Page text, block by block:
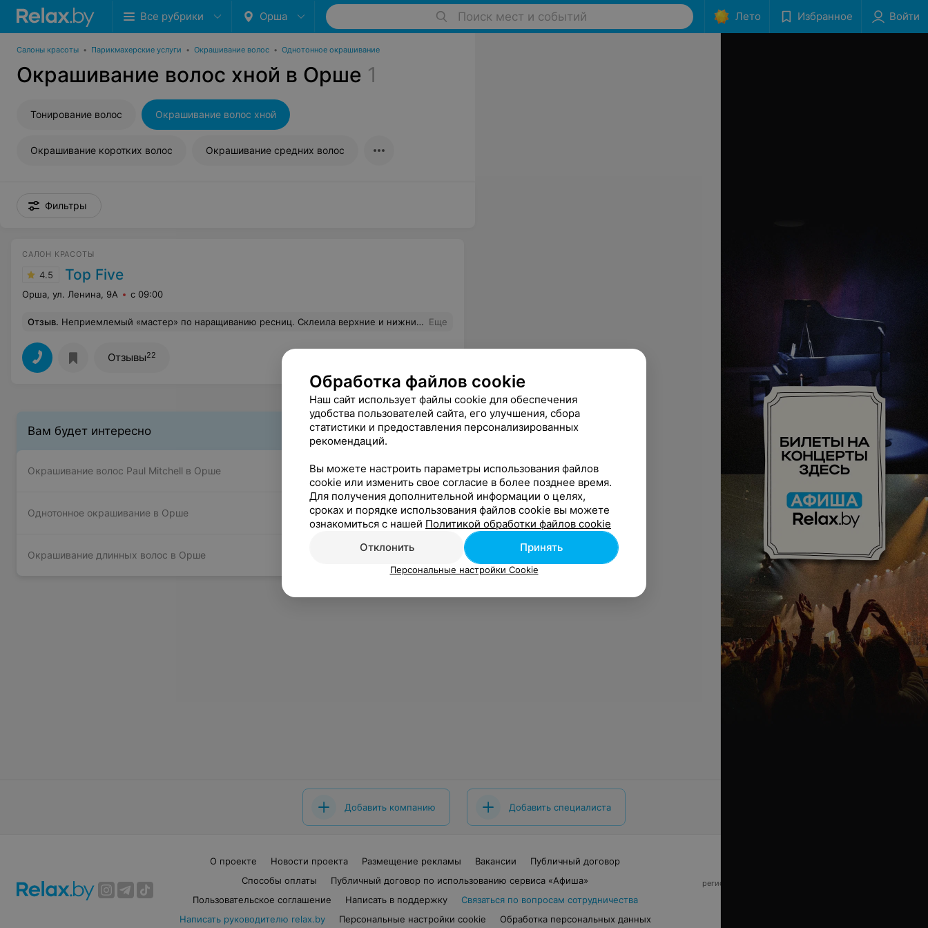
Все рубрики Орша Поиск мест и событий Лето Избранное Войти
Салоны красоты • Парикмахерские услуги • Окрашивание волос • Однотонное окрашивание
Окрашивание волос хной в Орше 1
Тонирование волос Окрашивание волос хной
Окрашивание коротких волос Окрашивание средних волос
Фильтры
САЛОН КРАСОТЫ
4.5 Top Five
Орша, ул. Ленина, 9А с 09:00
Отзыв. Неприемлемый «мастер» по наращиванию ресниц. Склеила верхние и нижние ресницы. Просто позор! Еще
Отзывы22
Вам будет интересно
Окрашивание волос Paul Mitchell в Орше
Однотонное окрашивание в Орше
Окрашивание длинных волос в Орше
Добавить компанию Добавить специалиста
О проекте Новости проекта Размещение рекламы Вакансии
Публичный договор
Способы оплаты
Публичный договор по использованию сервиса «Афиша»
Пользовательское соглашение
Написать в поддержку
Связаться по вопросам сотрудничества
Написать руководителю relax.by
Персональные настройки cookie Обработка персональных данных
регистрирующий орган - Минский горисполком
Обработка файлов cookie
Наш сайт использует файлы cookie для обеспечения
удобства пользователей сайта, его улучшения, сбора
статистики и предоставления персонализированных
рекомендаций.
Вы можете настроить параметры использования файлов
cookie или изменить свое согласие в более позднее время.
Для получения дополнительной информации о целях,
сроках и порядке использования файлов cookie вы можете
ознакомиться с нашей Политикой обработки файлов cookie
Отклонить
Принять
Персональные настройки Cookie